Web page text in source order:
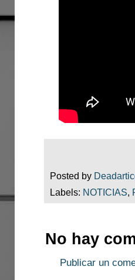
Posted by
Labels: NOTICIAS,
No hay
Publicar un